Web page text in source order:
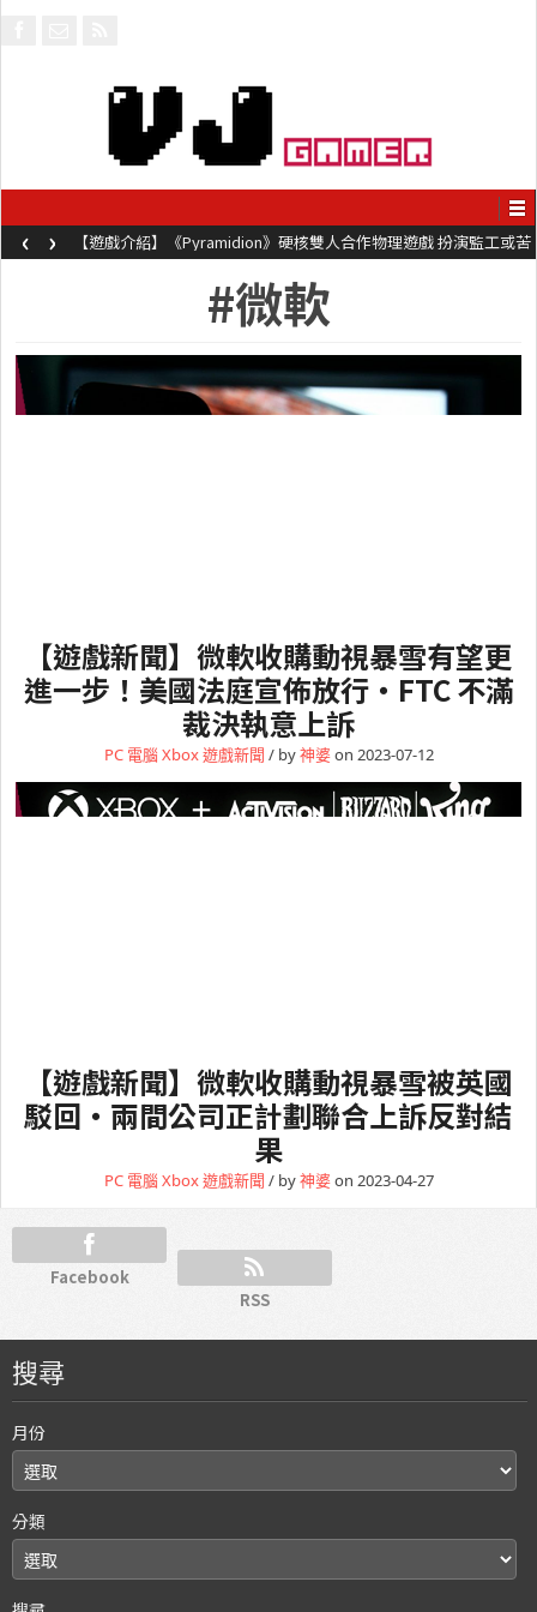
【遊戲介紹】《Pyramidion》硬核雙人合作物理遊戲 扮演監工或苦
工奮力鞭打對方前進
‹ ›
#微軟
【遊戲新聞】微軟收購動視暴雪有望更
進一步！美國法庭宣佈放行・FTC 不滿
裁決執意上訴
PC 電腦Xbox遊戲新聞 / by神婆on 2023-07-12
【遊戲新聞】微軟收購動視暴雪被英國
駁回・兩間公司正計劃聯合上訴反對結
果
PC 電腦Xbox遊戲新聞 / by神婆on 2023-04-27
Facebook
RSS
搜尋
月份
分類